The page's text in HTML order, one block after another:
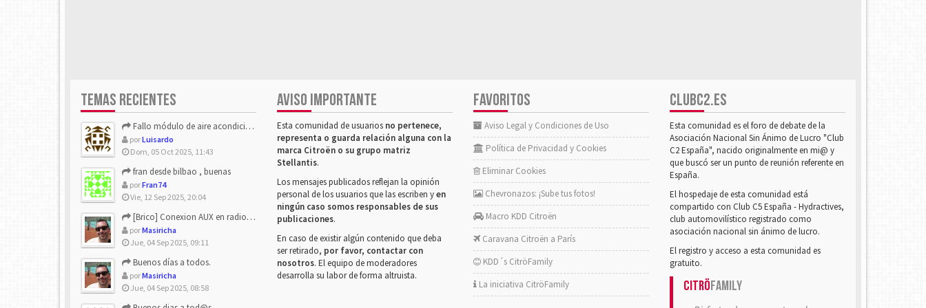
TEMAS RECIENTES
Fallo módulo de aire acondicionado
porLuisardo
Dom, 05 Oct 2025, 11:43
fran desde bilbao , buenas
porFran74
Vie, 12 Sep 2025, 20:04
[Brico] Conexion AUX en radio de origen
porMasiricha
Jue, 04 Sep 2025, 09:11
Buenos días a todos.
porMasiricha
Jue, 04 Sep 2025, 08:58
AVISO IMPORTANTE
Esta comunidad de usuarios no pertenece,
representa o guarda relación alguna con la
marca Citroën o su grupo matriz
Stellantis.
Los mensajes publicados reflejan la opinión
personal de los usuarios que las escriben yen
ningún caso somos responsables de sus
publicaciones.
En caso de existir algún contenido que deba
ser retirado, por favor, contactar con
nosotros. El equipo de moderadores
desarrolla su labor de forma altruista.
FAVORITOS
Aviso Legal y Condiciones de Uso
Política de Privacidad y Cookies
Eliminar Cookies
Chevronazos: ¡Sube tus fotos!
Macro KDD Citroën
Caravana Citroën a París
KDD´s CitröFamily
La iniciativa CitröFamily
CLUBC2.ES
Esta comunidad es el foro de debate de la
Asociación Nacional Sin Ánimo de Lucro "Club
C2 España", nacido originalmente en mi@ y
que buscó ser un punto de reunión referente en
España.
El hospedaje de esta comunidad está
compartido con Club C5 España - Hydractives,
club automovilístico registrado como
asociación nacional sin ánimo de lucro.
El registro y acceso a esta comunidad es
gratuito.
CitröFamily